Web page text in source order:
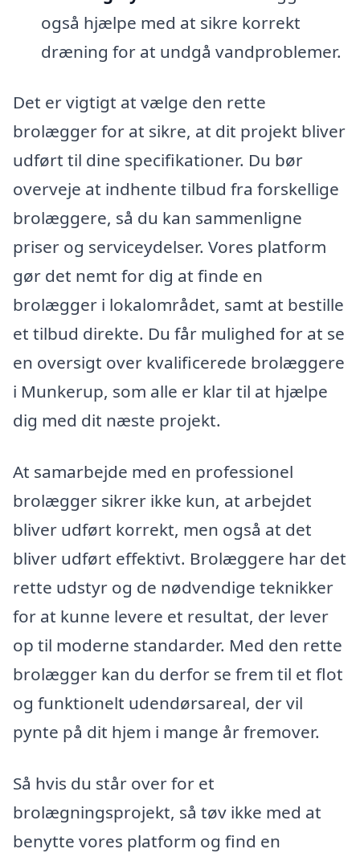
også hjælpe med at sikre korrekt
dræning for at undgå vandproblemer.
Det er vigtigt at vælge den rette
brolægger for at sikre, at dit projekt bliver
udført til dine specifikationer. Du bør
overveje at indhente tilbud fra forskellige
brolæggere, så du kan sammenligne
priser og serviceydelser. Vores platform
gør det nemt for dig at finde en
brolægger i lokalområdet, samt at bestille
et tilbud direkte. Du får mulighed for at se
en oversigt over kvalificerede brolæggere
i Munkerup, som alle er klar til at hjælpe
dig med dit næste projekt.
At samarbejde med en professionel
brolægger sikrer ikke kun, at arbejdet
bliver udført korrekt, men også at det
bliver udført effektivt. Brolæggere har det
rette udstyr og de nødvendige teknikker
for at kunne levere et resultat, der lever
op til moderne standarder. Med den rette
brolægger kan du derfor se frem til et flot
og funktionelt udendørsareal, der vil
pynte på dit hjem i mange år fremover.
Så hvis du står over for et
brolægningsprojekt, så tøv ikke med at
benytte vores platform og find en